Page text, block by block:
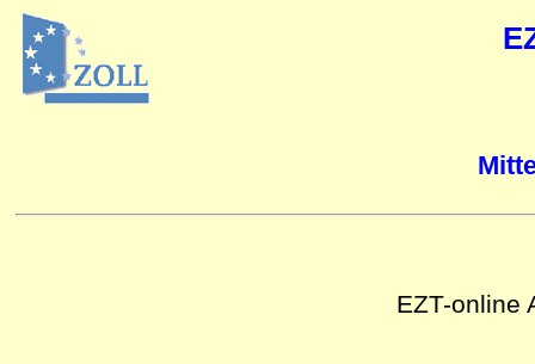
EZT-online